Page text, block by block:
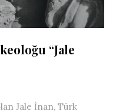
“Jale
Jale İnan, Türk